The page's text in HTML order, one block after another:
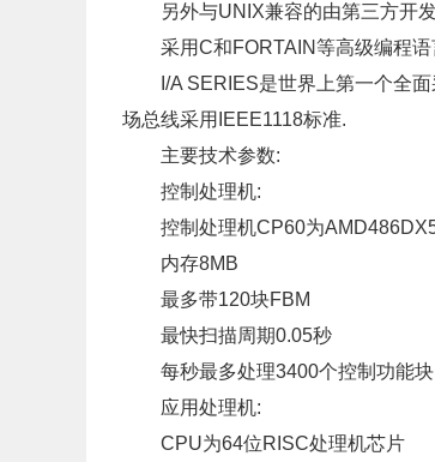
另外与UNIX兼容的由第三方开发
采用C和FORTAIN等高级编程语
I/A SERIES是世界上第一个全面
场总线采用IEEE1118标准.
主要技术参数:
控制处理机:
控制处理机CP60为
内存8MB
最多带120块FBM
最快扫描周期0.05秒
每秒最多处理3400个控制功能块
应用处理机:
CPU为64位RISC处理机芯片